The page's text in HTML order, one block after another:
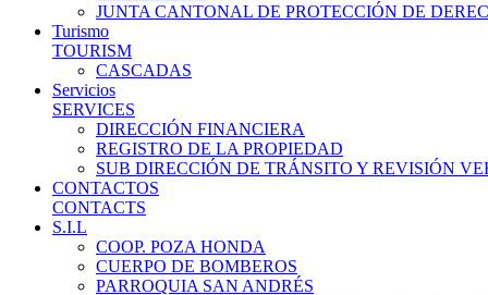
JUNTA CANTONAL DE PROTECCIÓN DE
Turismo
TOURISM
CASCADAS
Servicios
SERVICES
DIRECCIÓN FINANCIERA
REGISTRO DE LA PROPIEDAD
SUB DIRECCIÓN DE TRÁNSITO Y REVISIÓN
CONTACTOS
CONTACTS
S.I.L
COOP. POZA HONDA
CUERPO DE BOMBEROS
PARROQUIA SAN ANDRÉS